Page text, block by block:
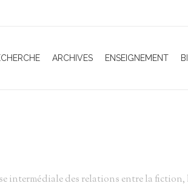
ARCHIVES ENSEIGNEMENT
intermédiale des relations entre la